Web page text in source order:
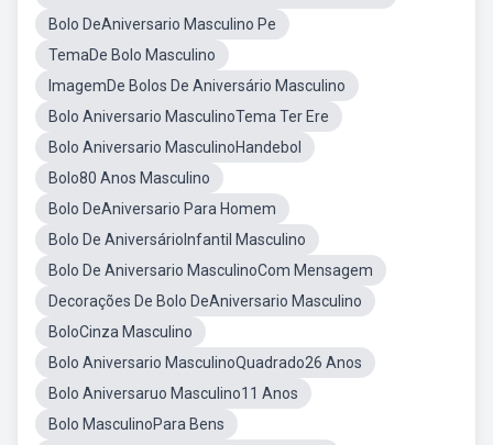
Bolo DeAniversario Masculino Pe
TemaDe Bolo Masculino
ImagemDe Bolos De Aniversário Masculino
Bolo Aniversario MasculinoTema Ter Ere
Bolo Aniversario MasculinoHandebol
Bolo80 Anos Masculino
Bolo DeAniversario Para Homem
Bolo De AniversárioInfantil Masculino
Bolo De Aniversario MasculinoCom Mensagem
Decorações De Bolo DeAniversario Masculino
BoloCinza Masculino
Bolo Aniversario MasculinoQuadrado26 Anos
Bolo Aniversaruo Masculino11 Anos
Bolo MasculinoPara Bens